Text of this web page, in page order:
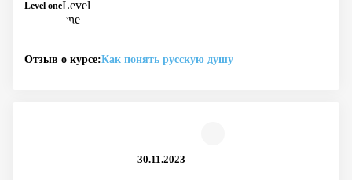
Level one
Отзыв о курсе:Как понять русскую душу
30.11.2023